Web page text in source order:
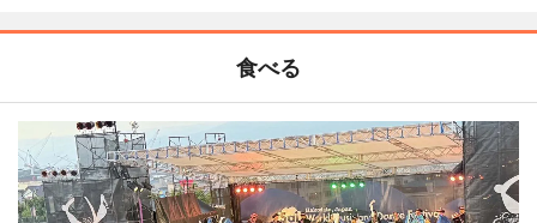
食べる